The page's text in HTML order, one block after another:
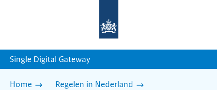
homepage
Single Digital Gateway
Home
Regelen in Nederland